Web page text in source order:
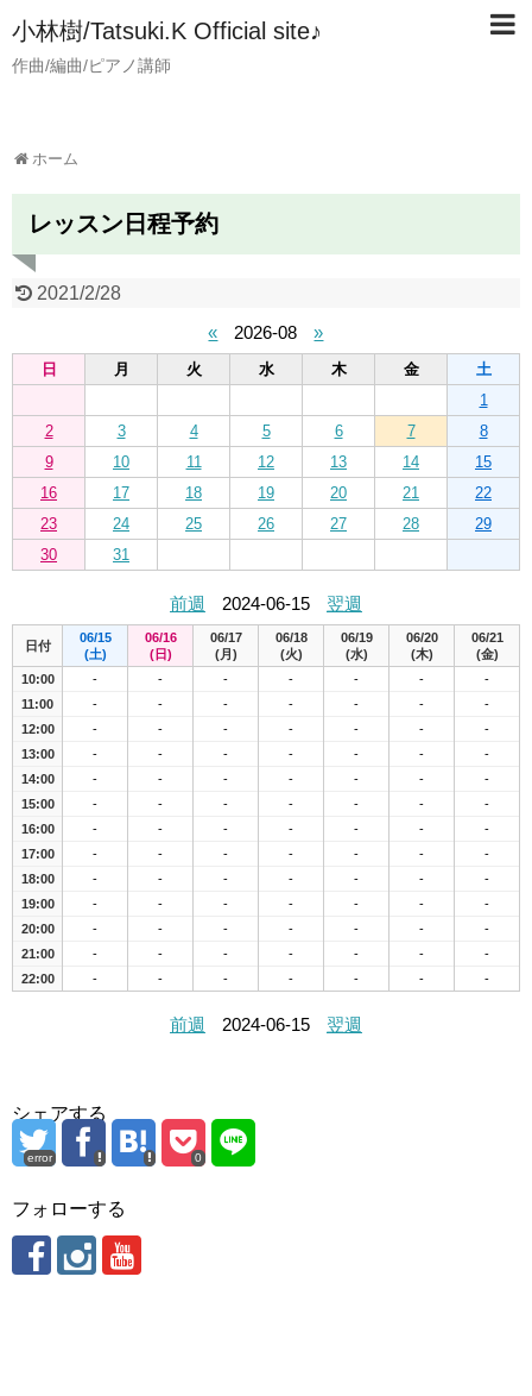
小林樹/Tatsuki.K Official site♪
作曲/編曲/ピアノ講師
ホーム
レッスン日程予約
2021/2/28
«
2026-08 »
日 月 火 水 木 金
土
1
2
3 4 5 6 7
8
9
10 11 12 13 14
15
16
17 18 19 20 21
22
23
24 25 26 27 28
29
30
31
前週 2024-06-15 翌週
日付
06/15
(土)
06/16
(日)
06/17
(月)
06/18
(火)
06/19
(水)
06/20
(木)
06/21
(金)
10:00
- - - - - -
-
11:00
- - - - - -
-
12:00
- - - - - -
-
13:00
- - - - - -
-
14:00
- - - - - -
-
15:00
- - - - - -
-
16:00
- - - - - -
-
17:00
- - - - - -
-
18:00
- - - - - -
-
19:00
- - - - - -
-
20:00
- - - - - -
-
21:00
- - - - - -
-
22:00
- - - - - - -
前週 2024-06-15 翌週
シェアする
error 0
フォローする